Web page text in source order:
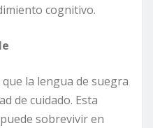
cognitivo.
la lengua de suegra
de cuidado. Esta
sobrevivir en